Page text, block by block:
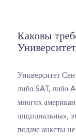
Каковы
Университет
либо SAT, либо
многих
опциональны»,
подаче анкеты